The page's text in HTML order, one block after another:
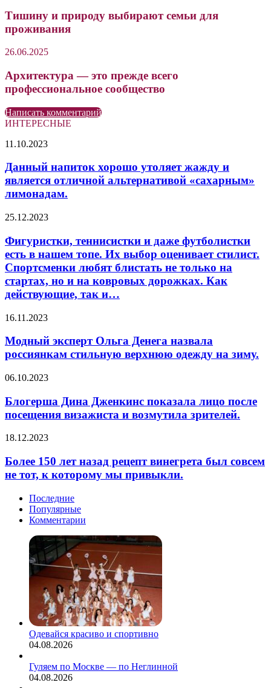
Тишину и природу выбирают семьи для
проживания
26.06.2025
Архитектура — это прежде всего
профессиональное сообщество
Написать комментарий
ИНТЕРЕСНЫЕ
Данный
хорошо
утоляет
жажду
и
отличной
«сахарным»
лимонадам.
11.10.2023
Данный напиток хорошо утоляет жажду и
является отличной альтернативой «сахарным»
лимонадам.
Фигуристки,
и
даже
футболистки
есть
в
нашем
Их
оценивает
стилист.
Спортсменки
блистать
только
на
стартах,
но
на
ковровых
дорожках.
действующие,
25.12.2023
Фигуристки, теннисистки и даже футболистки
есть в нашем топе. Их выбор оценивает стилист.
Спортсменки любят блистать не только на
стартах, но и на ковровых дорожках. Как
действующие, так и…
Модный
Ольга
Денега
назвала
стильную
одежду
на
16.11.2023
Модный эксперт Ольга Денега назвала
россиянкам стильную верхнюю одежду на зиму.
Блогерша
Дженкинс
показала
лицо
посещения
и
возмутила
06.10.2023
Блогерша Дина Дженкинс показала лицо после
посещения визажиста и возмутила зрителей.
Более
лет
назад
рецепт
был
совсем
которому
привыкли.
18.12.2023
Более 150 лет назад рецепт винегрета был совсем
не тот, к которому мы привыкли.
Последние
Популярные
Комментарии
Одевайся красиво и спортивно
04.08.2026
Гуляем по Москве — по Неглинной
04.08.2026